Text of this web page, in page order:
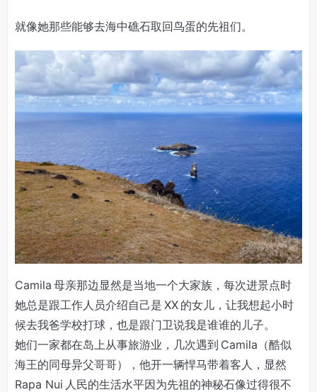
就像她那些能够去海中礁石取回鸟蛋的先祖们。
Camila 母亲那边显然是当地一个大家族，每次进景点时
她总是跟工作人员介绍自己是 XX 的女儿，让我想起小时
候去我爸学校打球，也是跟门卫说我是谁谁的儿子。
她们一家都在岛上从事旅游业，几次遇到 Camila（酷似
海王的同母异父哥哥），他开一辆悍马带着客人，显然
Rapa Nui 人民的生活水平因为先祖的神秘石像过得很不